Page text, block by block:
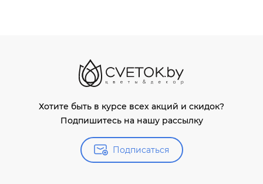
Хотите быть в курсе всех акций и скидок?
Подпишитесь на нашу рассылку
Подписаться